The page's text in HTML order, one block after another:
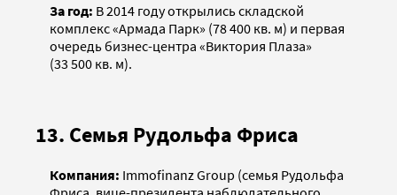
За год: В 2014 году открылись складской
комплекс «Армада Парк» (78 400 кв. м) и первая
очередь бизнес-центра «Виктория Плаза»
(33 500 кв. м).
13. Семья Рудольфа Фриса
Компания: Immofinanz Group (семья Рудольфа